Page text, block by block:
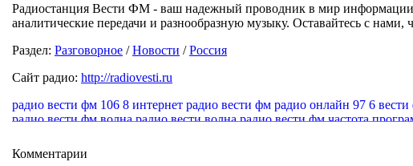
Радиостанция Вести ФМ - ваш надежный проводник в мир информации
аналитические передачи и разнообразную музыку. Оставайтесь с
Раздел: Разговорное /Новости /Россия
Сайт радио: http://radiovesti.ru
радио вести фм 106 8 интернет радио вести фм радио онлайн 97 6
радио вести фм волна радио вести волна радио вести фм частота
Комментарии